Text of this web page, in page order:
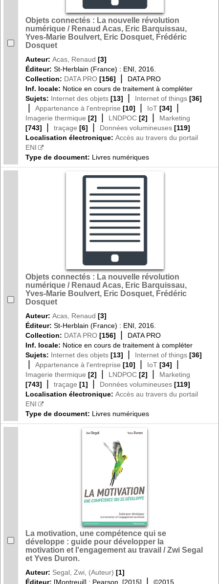
Objets connectés : La nouvelle révolution
numérique / Renaud Acas, Eric Barquissau,
Yves-Marie Boulvert, Eric Dosquet, Frédéric
Dosquet
Auteur: Acas, Renaud [3]
Éditeur: St-Herblain (France) : ENI, 2016.
Collection: DATA PRO [156] |
DATA PRO
Inf. locale: Notice en cours de traitement à compléter
Sujets: Internet des objets [13] | Internet of things [36]
| Appartenance à l'entreprise [10] | IoT [34] |
Imagerie thermique [2] | LNDPOC [2] |
Marketing
[743]
| traçage [6] | Données volumineuses [119]
Localisation électronique: Accès au travers du portail
ENI
Type de document: Livres numériques
Objets connectés : La nouvelle révolution
numérique / Renaud Acas, Eric Barquissau,
Yves-Marie Boulvert, Eric Dosquet, Frédéric
Dosquet
Auteur: Acas, Renaud [3]
Éditeur: St-Herblain (France) : ENI, 2016.
Collection: DATA PRO [156] |
DATA PRO
Inf. locale: Notice en cours de traitement à compléter
Sujets: Internet des objets [13] | Internet of things [36]
| Appartenance à l'entreprise [10] | IoT [34] |
Imagerie thermique [2] | LNDPOC [2] |
Marketing
[743]
| traçage [1] | Données volumineuses [119]
Localisation électronique: Accès au travers du portail
ENI
Type de document: Livres numériques
La motivation, une compétence qui se
développe : guide pour développer la
motivation et l'engagement au travail / Zwi Segal
et Yves Duron.
Auteur: Segal, Zwi, (Auteur) [1]
Éditeur: [Montreuil] : Pearson, [2015] | ©2015